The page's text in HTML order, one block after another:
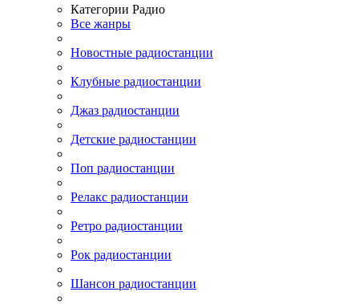
Категории Радио
Все жанры
Новостные радиостанции
Клубные радиостанции
Джаз радиостанции
Детские радиостанции
Поп радиостанции
Релакс радиостанции
Ретро радиостанции
Рок радиостанции
Шансон радиостанции